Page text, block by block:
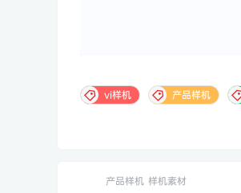
vi样机 产品样机
产品样机 样机素材